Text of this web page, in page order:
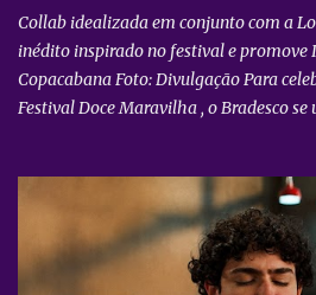
Collab idealizada em conjunto com a
inédito inspirado no festival e promove
Copacabana Foto: Divulgação Para
Festival Doce Maravilha , o Bradesco se
receita valoriza a riqueza dos sabores
açaí, acerola, amora, goiabada e
criação que traduz a diversidade e a
nacional. O Encontro Doce estará